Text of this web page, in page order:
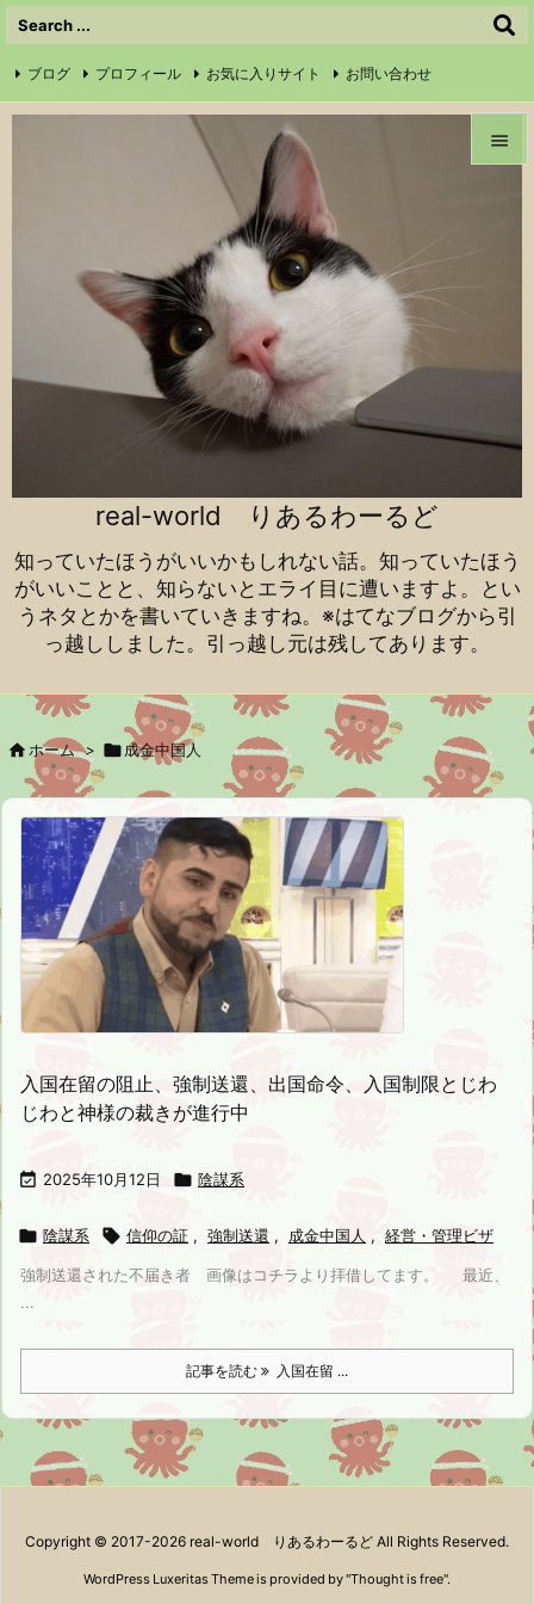
real-world りあるわーるど
知っていたほうがいいかもしれない話。知っていたほう
がいいことと、知らないとエライ目に遭いますよ。とい
うネタとかを書いていきますね。※はてなブログから引
っ越ししました。引っ越し元は残してあります。

ブログ プロフィール お気に入りサイト お問い合わせ
信仰の証 Instagram
ホーム > 成金中国人
入国在留の阻止、強制送還、出国命令、入国制限とじわ
じわと神様の裁きが進行中
 2025年10月12日  陰謀系
 陰謀系  信仰の証 , 強制送還 , 成金中国人 , 経営・管理ビザ
強制送還された不届き者 画像はコチラより拝借してます。 最近、
...
記事を読む 入国在留 ...
Copyright © 2017-2026 real-world りあるわーるど All Rights Reserved.
WordPress Luxeritas Theme is provided by "Thought is free".